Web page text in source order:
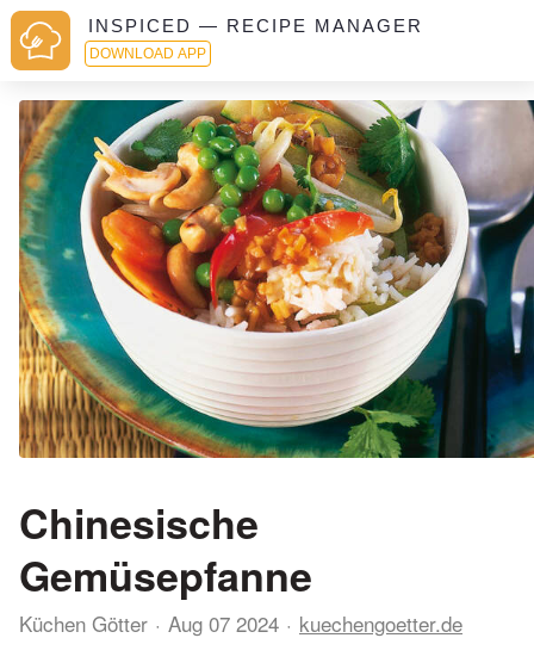
INSPICED — RECIPE MANAGER
DOWNLOAD APP
Chinesische
Gemüsepfanne
Küchen Götter Aug 07 2024 kuechengoetter.de